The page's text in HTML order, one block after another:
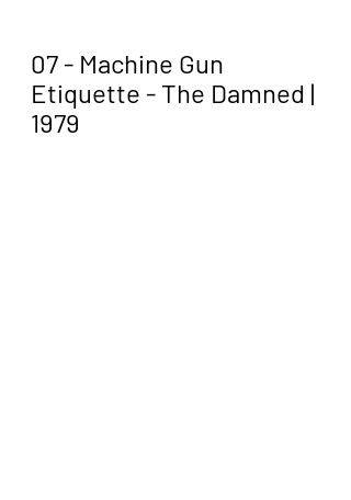
07 - Machine Gun
Etiquette - The Damned |
1979